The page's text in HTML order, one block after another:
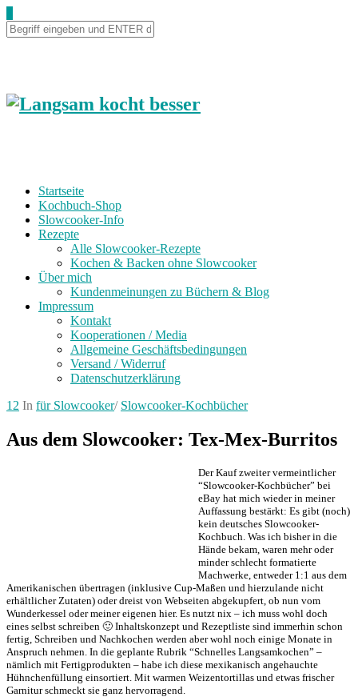
Startseite
Kochbuch-Shop
Slowcooker-Info
Rezepte
Alle Slowcooker-Rezepte
Kochen & Backen ohne Slowcooker
Über mich
Kundenmeinungen zu Büchern & Blog
Impressum
Kontakt
Kooperationen / Media
Allgemeine Geschäftsbedingungen
Versand / Widerruf
Datenschutzerklärung
12 In für Slowcooker/ Slowcooker-Kochbücher
Aus dem Slowcooker: Tex-Mex-Burritos
Der Kauf zweiter vermeintlicher
“Slowcooker-Kochbücher” bei
eBay hat mich wieder in meiner
Auffassung bestärkt: Es gibt (noch)
kein deutsches Slowcooker-
Kochbuch. Was ich bisher in die
Hände bekam, waren mehr oder
minder schlecht formatierte
Machwerke, entweder 1:1 aus dem
Amerikanischen übertragen (inklusive Cup-Maßen und hierzulande nicht
erhältlicher Zutaten) oder dreist von Webseiten abgekupfert, ob nun vom
Wunderkessel oder meiner eigenen hier. Es nutzt nix – ich muss wohl doch
eines selbst schreiben 🙂 Inhaltskonzept und Rezeptliste sind immerhin schon
fertig, Schreiben und Nachkochen werden aber wohl noch einige Monate in
Anspruch nehmen. In die geplante Rubrik “Schnelles Langsamkochen” –
nämlich mit Fertigprodukten – habe ich diese mexikanisch angehauchte
Hühnchenfüllung einsortiert. Mit warmen Weizentortillas und etwas frischer
Garnitur schmeckt sie ganz hervorragend.